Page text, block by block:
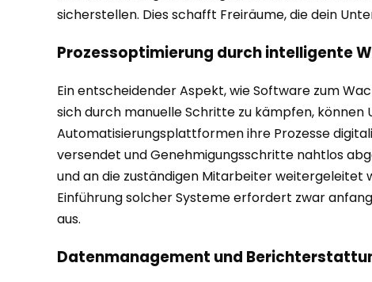
sicherstellen. Dies schafft Freiräume, die dein
Prozessoptimierung durch intelligente
Ein entscheidender Aspekt, wie Software zum
sich durch manuelle Schritte zu kämpfen,
Automatisierungsplattformen ihre Prozesse
versendet und Genehmigungsschritte nahtlos
und an die zuständigen Mitarbeiter weitergeleitet
Einführung solcher Systeme erfordert zwar
aus.
Datenmanagement und